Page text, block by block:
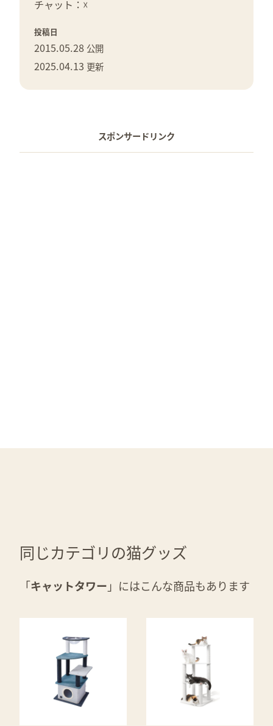
チャット：☓
投稿日
2015.05.28 公開
2025.04.13 更新
スポンサードリンク
同じカテゴリの猫グッズ
「キャットタワー 」にはこんな商品もあります